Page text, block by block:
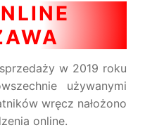
w 2019 roku
używanymi
wręcz nałożono
online.